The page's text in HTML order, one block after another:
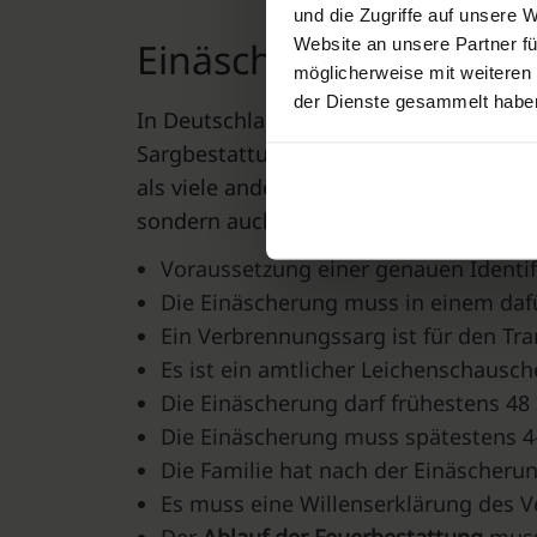
und die Zugriffe auf unsere
Website an unsere Partner
möglicherweise mit
der Dienste gesammelt
Einäscherung in
In Deutschland ist die
Sargbestattung verschiedenen
als viele andere Länder der Welt und
sondern auch viele weiteren
Voraussetzung einer genauen
Die Einäscherung muss in einem
Ein Verbrennungssarg ist für den
Es ist ein amtlicher
Die Einäscherung darf frühestens
Die Einäscherung muss spätestens
Die Familie hat nach der
Es muss eine Willenserklärung des